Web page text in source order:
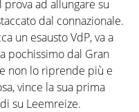
prova ad allungare su
dal connazionale.
un esausto VdP, va a
pochissimo dal Gran
non lo riprende più e
vince la sua prima
su Leemreize.